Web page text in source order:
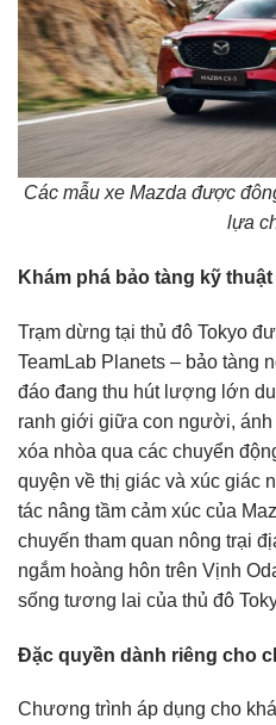
Các mẫu xe Mazda được
lựa
Khám phá bảo tàng kỹ thuật
Trạm dừng tại thủ đô Tokyo
TeamLab Planets – bảo tàng
đáo đang thu hút lượng lớn
ranh giới giữa con người,
xóa nhòa qua các chuyển
quyện về thị giác và xúc giác
tác nâng tầm cảm xúc của
chuyến tham quan nông trại
ngắm hoàng hôn trên Vịnh
sống tương lai của thủ đô
Đặc quyền dành riêng cho
Chương trình áp dụng cho